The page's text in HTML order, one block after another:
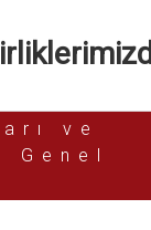
ve
Genel